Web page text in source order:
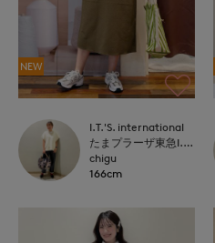
NEW
I.T.'S. international
たまプラーザ東急I.T.'S.international
chigu
166cm